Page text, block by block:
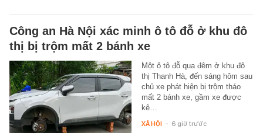
Công an Hà Nội xác minh ô tô đỗ ở khu đô
thị bị trộm mất 2 bánh xe
Một ô tô đỗ qua đêm ở khu đô
thị Thanh Hà, đến sáng hôm sau
chủ xe phát hiện bị trộm tháo
mất 2 bánh xe, gầm xe được
kê…
XÃ HỘI - 6 giờ trước